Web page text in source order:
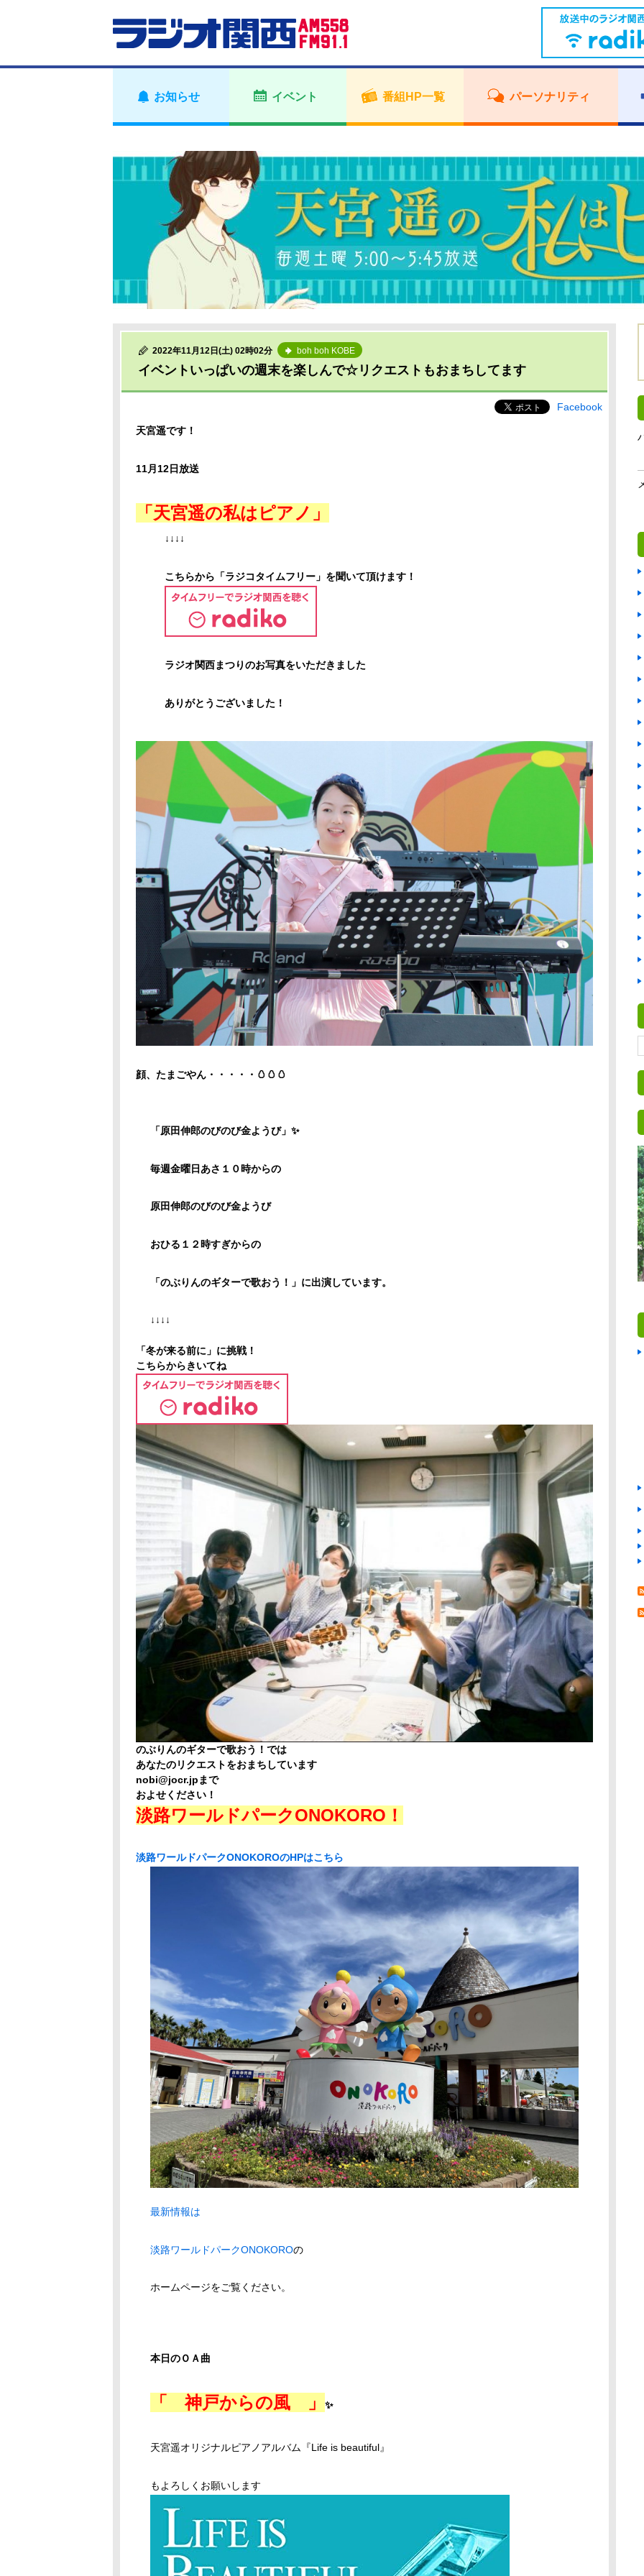
お知らせ イベント 番組HP一覧 パーソナリティ
2022年11月12日(土) 02時02分 boh boh KOBE
イベントいっぱいの週末を楽しんで☆リクエストもおまちしてます
Facebook
天宮遥です！
11月12日放送
「天宮遥の私はピアノ」
↓↓↓↓
こちらから「ラジコタイムフリー」を聞いて頂けます！
ラジオ関西まつりのお写真をいただきました
ありがとうございました！
顔、たまごやん・・・・・🥚🥚🥚
「原田伸郎のびのび金ようび」✨
毎週金曜日あさ１０時からの
原田伸郎のびのび金ようび
おひる１２時すぎからの
「のぶりんのギターで歌おう！」に出演しています。
↓↓↓↓
「冬が来る前に」に挑戦！
こちらからきいてね
のぶりんのギターで歌おう！では
あなたのリクエストをおまちしています
nobi@jocr.jpまで
およせください！
淡路ワールドパークONOKORO！
淡路ワールドパークONOKOROのHPはこちら
最新情報は
淡路ワールドパークONOKOROの
ホームページをご覧ください。
本日のＯＡ曲
「 神戸からの風 」 ✨
天宮遥オリジナルピアノアルバム『Life is beautiful』
もよろしくお願いします